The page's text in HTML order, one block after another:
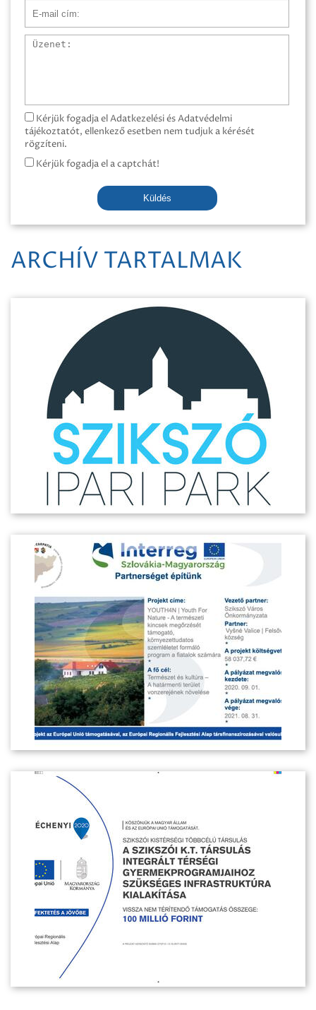
Üzenet
Kérjük fogadja el Adatkezelési és Adatvédelmi
tájékoztatót, ellenkező esetben nem tudjuk a kérését
rögzíteni.
Kérjük fogadja el a captchát!
Küldés
ARCHÍV TARTALMAK